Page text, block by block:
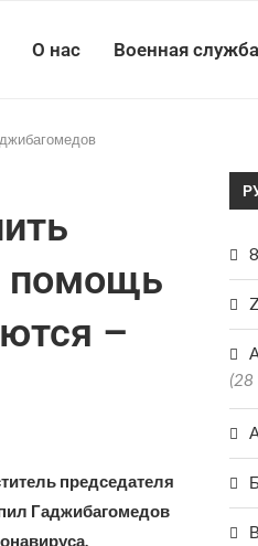
О нас Военная
помощь
–
председателя
Гаджибагомедов
(28